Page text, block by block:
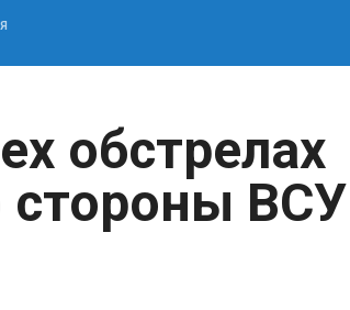
обстрелах
стороны ВСУ